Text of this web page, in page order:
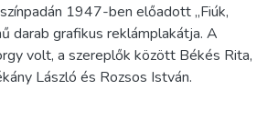
1947-ben előadott ,,Fiúk,
darab grafikus reklámplakátja. A
volt, a szereplők között Békés Rita,
László és Rozsos István.